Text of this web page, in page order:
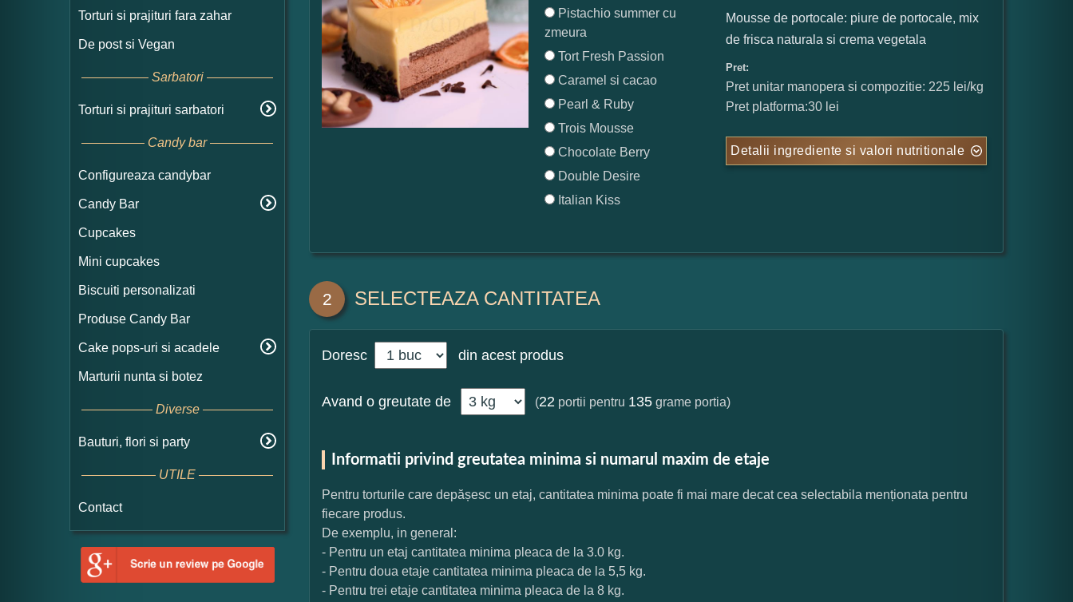
Torturi si prajituri fara zahar
De post si Vegan
Sarbatori
Torturi si prajituri sarbatori
Candy bar
Configureaza candybar
Candy Bar
Cupcakes
Mini cupcakes
Biscuiti personalizati
Produse Candy Bar
Cake pops-uri si acadele
Marturii nunta si botez
Diverse
Bauturi, flori si party
UTILE
Contact
Pistachio summer cu
zmeura
Tort Fresh Passion
Caramel si cacao
Pearl & Ruby
Trois Mousse
Chocolate Berry
Double Desire
Italian Kiss
Mousse de portocale: piure de portocale, mix
de frisca naturala si crema vegetala
Pret:
Pret unitar manopera si compozitie: 225 lei/kg
Pret platforma:30 lei
Detalii ingrediente si valori nutritionale
2 SELECTEAZA CANTITATEA
Doresc din acest produs
Avand o greutate de (22 portii pentru 135 grame portia)
Informatii privind greutatea minima si numarul maxim de etaje
Pentru torturile care depășesc un etaj, cantitatea minima poate fi mai mare decat cea selectabila menționata pentru
fiecare produs.
De exemplu, in general:
- Pentru un etaj cantitatea minima pleaca de la 3.0 kg.
- Pentru doua etaje cantitatea minima pleaca de la 5,5 kg.
- Pentru trei etaje cantitatea minima pleaca de la 8 kg.